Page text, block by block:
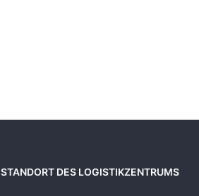
STANDORT DES LOGISTIKZENTRUMS